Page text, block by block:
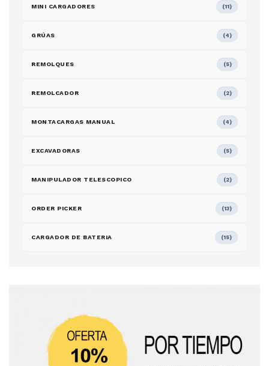
MINI CARGADORES (11)
GRÚAS (4)
REMOLQUES (5)
REMOLCADOR (2)
MONTACARGAS MANUAL (4)
EXCAVADORAS (5)
MANIPULADOR TELESCOPICO (2)
ORDER PICKER (13)
CARGADOR DE BATERIA (15)